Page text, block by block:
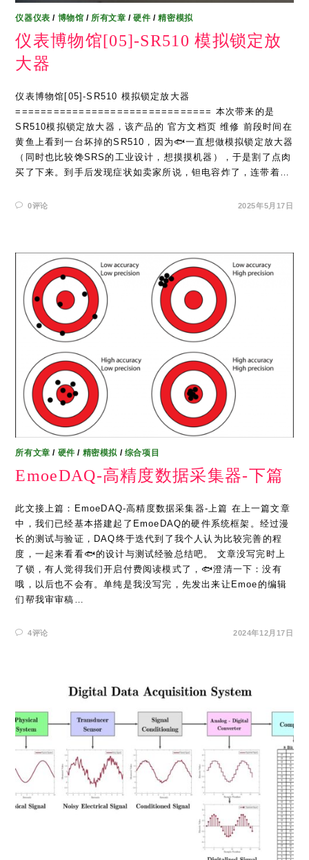
仪器仪表 / 博物馆 / 所有文章 /硬件 /精密模拟
仪表博物馆[05]-SR510 模拟锁定放
大器
仪表博物馆[05]-SR510 模拟锁定放大器
=============================== 本次带来的是
SR510模拟锁定放大器，该产品的 官方文档页 维修 前段时间在
黄鱼上看到一台坏掉的SR510，因为🐟一直想做模拟锁定放大器
（同时也比较馋SRS的工业设计，想摸摸机器），于是割了点肉
买了下来。到手后发现症状如卖家所说，钽电容炸了，连带着…
0评论 2025年5月17日
所有文章 / 硬件 / 精密模拟 / 综合项目
EmoeDAQ-高精度数据采集器-下篇
此文接上篇：EmoeDAQ-高精度数据采集器-上篇 在上一篇文章
中，我们已经基本搭建起了EmoeDAQ的硬件系统框架。经过漫
长的测试与验证，DAQ终于迭代到了我个人认为比较完善的程
度，一起来看看🐟的设计与测试经验总结吧。 文章没写完时上
了锁，有人觉得我们开启付费阅读模式了，🐟澄清一下：没有
哦，以后也不会有。单纯是我没写完，先发出来让Emoe的编辑
们帮我审审稿…
4评论 2024年12月17日